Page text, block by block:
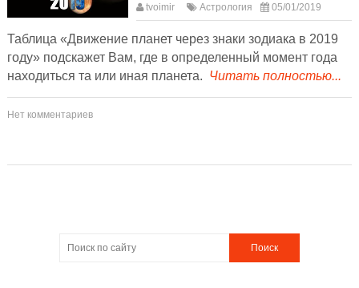
tvoimir Астрология 05/01/2019
Таблица «Движение планет через знаки зодиака в 2019
году» подскажет Вам, где в определенный момент года
находиться та или иная планета. Читать полностью...
Нет комментариев